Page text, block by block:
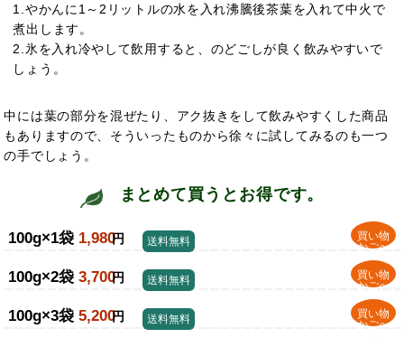
1.やかんに1～2リットルの水を入れ沸騰後茶葉を入れて中火で
煮出します。
2.氷を入れ冷やして飲用すると、のどごしが良く飲みやすいで
しょう。
中には葉の部分を混ぜたり、アク抜きをして飲みやすくした商品
もありますので、そういったものから徐々に試してみるのも一つ
の手でしょう。
まとめて買うとお得です。
100g×1袋 1,980円
買い物
かごへ
送料無料
100g×2袋 3,700円
買い物
かごへ
送料無料
100g×3袋 5,200円
買い物
かごへ
送料無料